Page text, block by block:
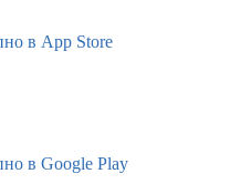
в App Store
в Google Play